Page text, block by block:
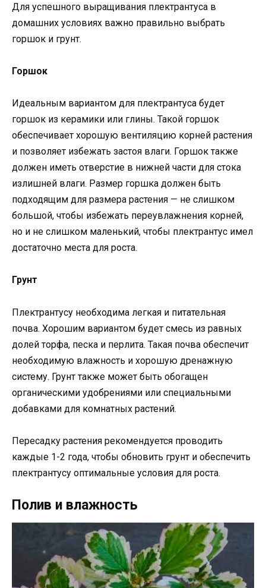
Для успешного выращивания плектрантуса в
домашних условиях важно правильно выбрать
горшок и грунт.
Горшок
Идеальным вариантом для плектрантуса будет
горшок из керамики или глины. Такой горшок
обеспечивает хорошую вентиляцию корней растения
и позволяет избежать застоя влаги. Горшок также
должен иметь отверстие в нижней части для стока
излишней влаги. Размер горшка должен быть
подходящим для размера растения — не слишком
большой, чтобы избежать переувлажнения корней,
но и не слишком маленький, чтобы плектрантус имел
достаточно места для роста.
Грунт
Плектрантусу необходима легкая и питательная
почва. Хорошим вариантом будет смесь из равных
долей торфа, песка и перлита. Такая почва обеспечит
необходимую влажность и хорошую дренажную
систему. Грунт также может быть обогащен
органическими удобрениями или специальными
добавками для комнатных растений.
Пересадку растения рекомендуется проводить
каждые 1-2 года, чтобы обновить грунт и обеспечить
плектрантусу оптимальные условия для роста.
Полив и влажность